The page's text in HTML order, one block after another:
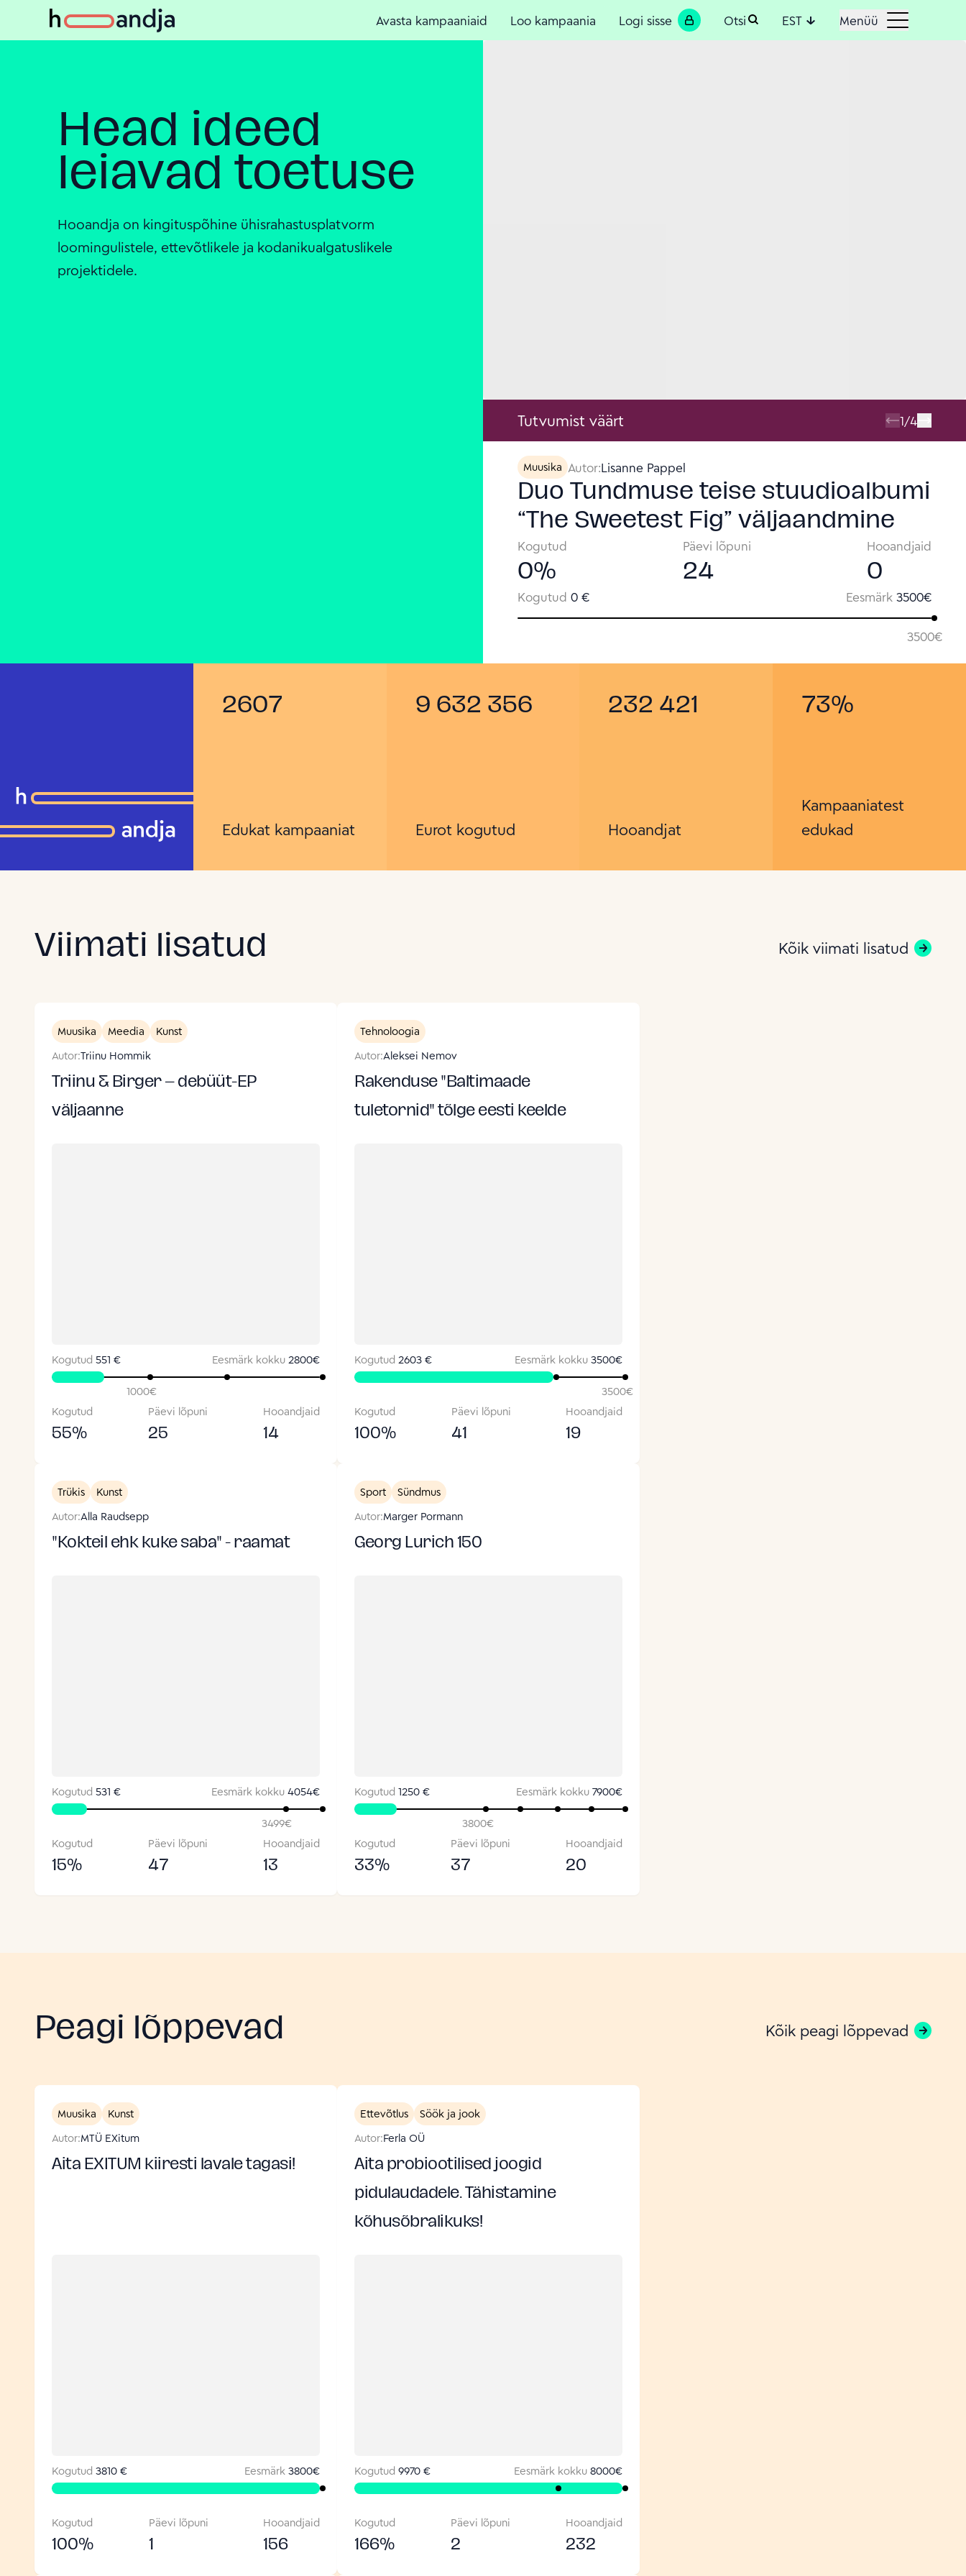
Avasta kampaaniaid Loo kampaania Logi sisse Otsi EST Menüü
Head ideed
leiavad toetuse
Hooandja on kingituspõhine ühisrahastusplatvorm
loomingulistele, ettevõtlikele ja kodanikualgatuslikele
projektidele.
Tutvumist väärt 1/4
Muusika Autor:Lisanne Pappel
Duo Tundmuse teise stuudioalbumi
“The Sweetest Fig” väljaandmine
Kogutud
0%
Päevi lõpuni
24
Hooandjaid
0
Kogutud 0 € Eesmärk 3500€
3500€
2607
Edukat kampaaniat
9 632 356
Eurot kogutud
232 421
Hooandjat
73%
Kampaaniatest
edukad
Viimati lisatud Kõik viimati lisatud
Muusika Meedia
Kunst
Autor:Triinu Hommik
Triinu & Birger – debüüt-EP
väljaanne
Kogutud 551 € Eesmärk kokku 2800€
1000€
Kogutud
55%
Päevi lõpuni
25
Hooandjaid
14
Tehnoloogia
Autor:Aleksei Nemov
Rakenduse "Baltimaade
tuletornid" tõlge eesti keelde
Kogutud 2603 € Eesmärk kokku 3500€
3500€
Kogutud
100%
Päevi lõpuni
41
Hooandjaid
19
Trükis
Kunst
Autor:Alla Raudsepp
"Kokteil ehk kuke saba" - raamat
Kogutud 531 € Eesmärk kokku 4054€
3499€
Kogutud
15%
Päevi lõpuni
47
Hooandjaid
13
Sport
Sündmus
Autor:Marger Pormann
Georg Lurich 150
Kogutud 1250 € Eesmärk kokku 7900€
3800€
Kogutud
33%
Päevi lõpuni
37
Hooandjaid
20
Peagi lõppevad Kõik peagi lõppevad
Muusika
Kunst
Autor:MTÜ EXitum
Aita EXITUM kiiresti lavale tagasi!
Kogutud 3810 € Eesmärk 3800€
Kogutud
100%
Päevi lõpuni
1
Hooandjaid
156
Ettevõtlus
Söök ja jook
Autor:Ferla OÜ
Aita probiootilised joogid
pidulaudadele. Tähistamine
kõhusõbralikuks!
Kogutud 9970 € Eesmärk kokku 8000€
Kogutud
166%
Päevi lõpuni
2
Hooandjaid
232